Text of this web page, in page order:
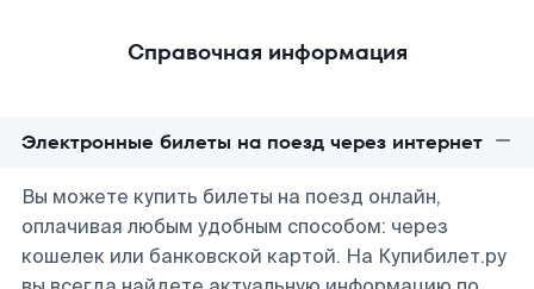
Справочная информация
Электронные билеты на поезд через интернет
Вы можете купить билеты на поезд онлайн,
оплачивая любым удобным способом: через
кошелек или банковской картой. На Купибилет.ру